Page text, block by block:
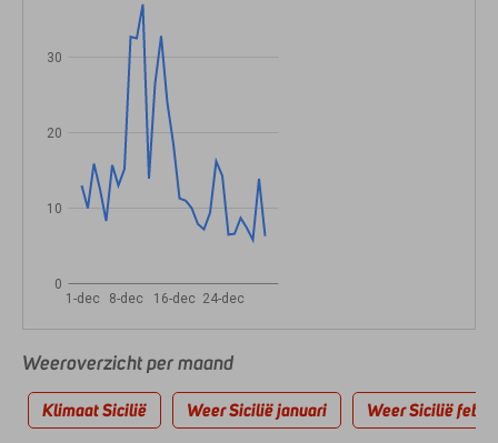
1-dec 8-dec 16-dec 24-dec
0
10
20
30
Weeroverzicht per maand
Klimaat Sicilië Weer Sicilië januari Weer Sicilië